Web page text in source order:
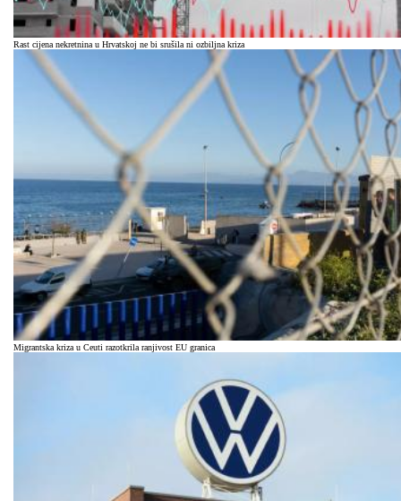
Rast cijena nekretnina u Hrvatskoj ne bi srušila ni ozbiljna kriza
Migrantska kriza u Ceuti razotkrila ranjivost EU granica